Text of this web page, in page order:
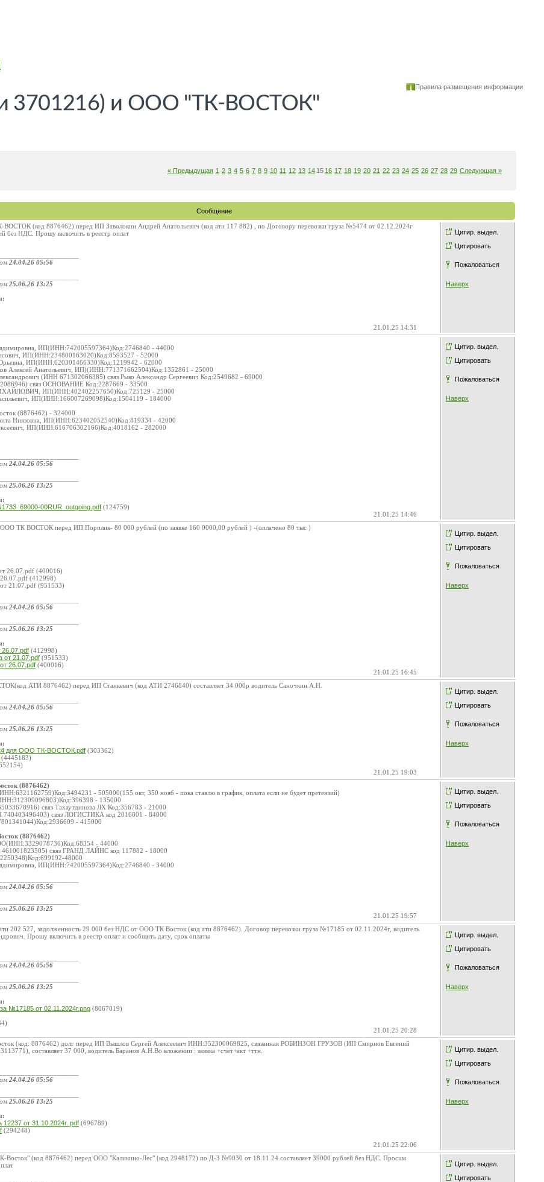
Правила размещения информации
3701216) и ООО "ТК-ВОСТОК"
« Предыдущая 1 2 3 4 5 6 7 8 9 10 11 12 13 14 15 16 17 18 19 20 21 22 23 24 25 26 27 28 29 Следующая »
Сообщение
Цитир. выдел.
Цитировать
Пожаловаться
Наверх
(код 8876462) перед ИП Заволокин Андрей Анатольевич (код ати 117 882) , по Договору перевозки груза №5474 от 02.12.2024г
без НДС. Прошу включить в реестр оплат
24.04.26 05:56
25.06.26 13:25
21.01.25 14:31
Цитир. выдел.
Цитировать
Пожаловаться
Наверх
ИП(ИНН:742005597364)Код:2746840 - 44000
ИП(ИНН:234800163020)Код:8593527 - 52000
ИП(ИНН:620301466330)Код:1219942 - 62000
Алексей Анатольевич, ИП)(ИНН:771371662504)Код:1352861 - 25000
(ИНН 671302066385) связ Рыко Александр Сергеевич Код:2549682 - 69000
связ ОСНОВАНИЕ Код:2287669 - 33500
ИП(ИНН:402402257650)Код:725129 - 25000
ИП(ИНН:166007269098)Код:1504119 - 184000
(8876462) - 324000
Ниязовна, ИП(ИНН:623402052540)Код:819334 - 42000
ИП(ИНН:616706302166)Код:4018162 - 282000
24.04.26 05:56
25.06.26 13:25
00RUR_outgoing.pdf (124759)
21.01.25 14:46
Цитир. выдел.
Цитировать
Пожаловаться
Наверх
ТК ВОСТОК перед ИП Порплик- 80 000 рублей (по заявке 160 0000,00 рублей ) -(оплачено 80 тыс )
26.07.pdf (400016)
(412998)
от 21.07.pdf (951533)
24.04.26 05:56
25.06.26 13:25
26.07.pdf (412998)
от 21.07.pdf (951533)
26.07.pdf (400016)
21.01.25 16:45
Цитир. выдел.
Цитировать
Пожаловаться
Наверх
АТИ 8876462) перед ИП Станкевич (код АТИ 2746840) составляет 34 000р водитель Саночкин А.Н.
24.04.26 05:56
25.06.26 13:25
для ООО ТК-ВОСТОК.pdf (303362)
(4445183)
21.01.25 19:03
Цитир. выдел.
Цитировать
Пожаловаться
Наверх
(8876462)
- 505000(155 окт, 350 нояб - пока ставлю в график, оплата если не будет претензий)
- 135000
связ Тахаутдинова ЛХ Код:356783 - 21000
связ ЛОГИСТИКА код 2016801 - 84000
- 415000
(8876462)
- 44000
связ ГРАНД ЛАЙНС код 117882 - 18000
48000
ИП(ИНН:742005597364)Код:2746840 - 34000
24.04.26 05:56
25.06.26 13:25
21.01.25 19:57
Цитир. выдел.
Цитировать
Пожаловаться
Наверх
202 527, задолженность 29 000 без НДС от ООО ТК Восток (код ати 8876462). Договор перевозки груза №17185 от 02.11.2024г, водитель
Прошу включить в реестр оплат и сообщить дату, срок оплаты
24.04.26 05:56
25.06.26 13:25
№17185 от 02.11.2024г.png (8067019)
21.01.25 20:28
Цитир. выдел.
Цитировать
Пожаловаться
Наверх
(код: 8876462) долг перед ИП Вышлов Сергей Алексеевич ИНН:352300069825, связанная РОБИНЗОН ГРУЗОВ (ИП Смирнов Евгений
составляет 37 000, водитель Баранов А.Н.Во вложении : заявка +счет+акт +ттн.
24.04.26 05:56
25.06.26 13:25
от 31.10.2024г..pdf (696789)
(294248)
21.01.25 22:06
Цитир. выдел.
Цитировать
Восток" (код 8876462) перед ООО "Каликино-Лес" (код 2948172) по Д-З №9030 от 18.11.24 составляет 39000 рублей без НДС. Просим